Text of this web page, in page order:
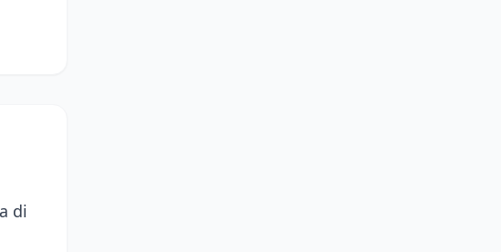
di